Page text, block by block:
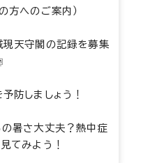
方へのご案内）
現天守閣の記録を募集
防しましょう！
の暑さ大丈夫？熱中症
てみよう！